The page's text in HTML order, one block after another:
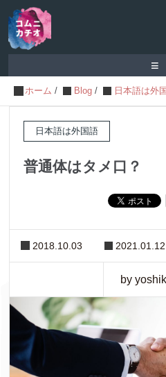
≡
ホーム / Blog / 日本語は外
日本語は外国語
普通体はタメ口？
2018.10.03 2021.01.12
by